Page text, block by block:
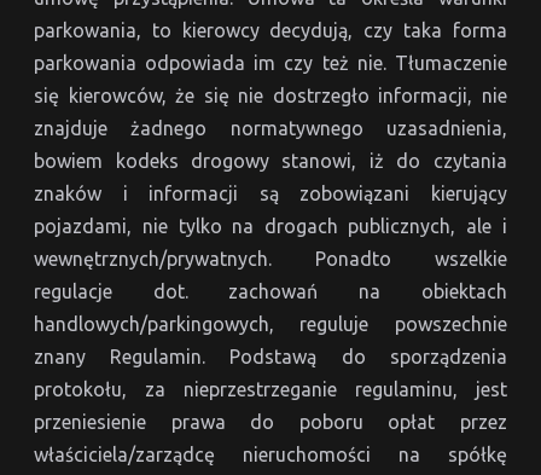
parkowania, to kierowcy decydują, czy taka forma
parkowania odpowiada im czy też nie. Tłumaczenie
się kierowców, że się nie dostrzegło informacji, nie
znajduje żadnego normatywnego uzasadnienia,
bowiem kodeks drogowy stanowi, iż do czytania
znaków i informacji są zobowiązani kierujący
pojazdami, nie tylko na drogach publicznych, ale i
wewnętrznych/prywatnych. Ponadto wszelkie
regulacje dot. zachowań na obiektach
handlowych/parkingowych, reguluje powszechnie
znany Regulamin. Podstawą do sporządzenia
protokołu, za nieprzestrzeganie regulaminu, jest
przeniesienie prawa do poboru opłat przez
właściciela/zarządcę nieruchomości na spółkę